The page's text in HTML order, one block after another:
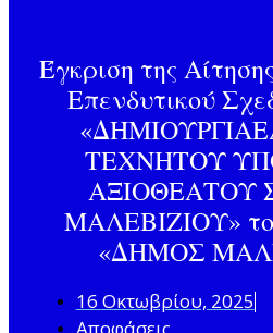
Έγκριση της
Επενδυτικού
ΤΕΧΝΗΤΟΥ
ΑΞΙΟΘΕΑΤΟΥ
ΜΑΛΕΒΙΖΙΟΥ»
«ΔΗΜΟΣ
16 Οκτωβρίου, 2025